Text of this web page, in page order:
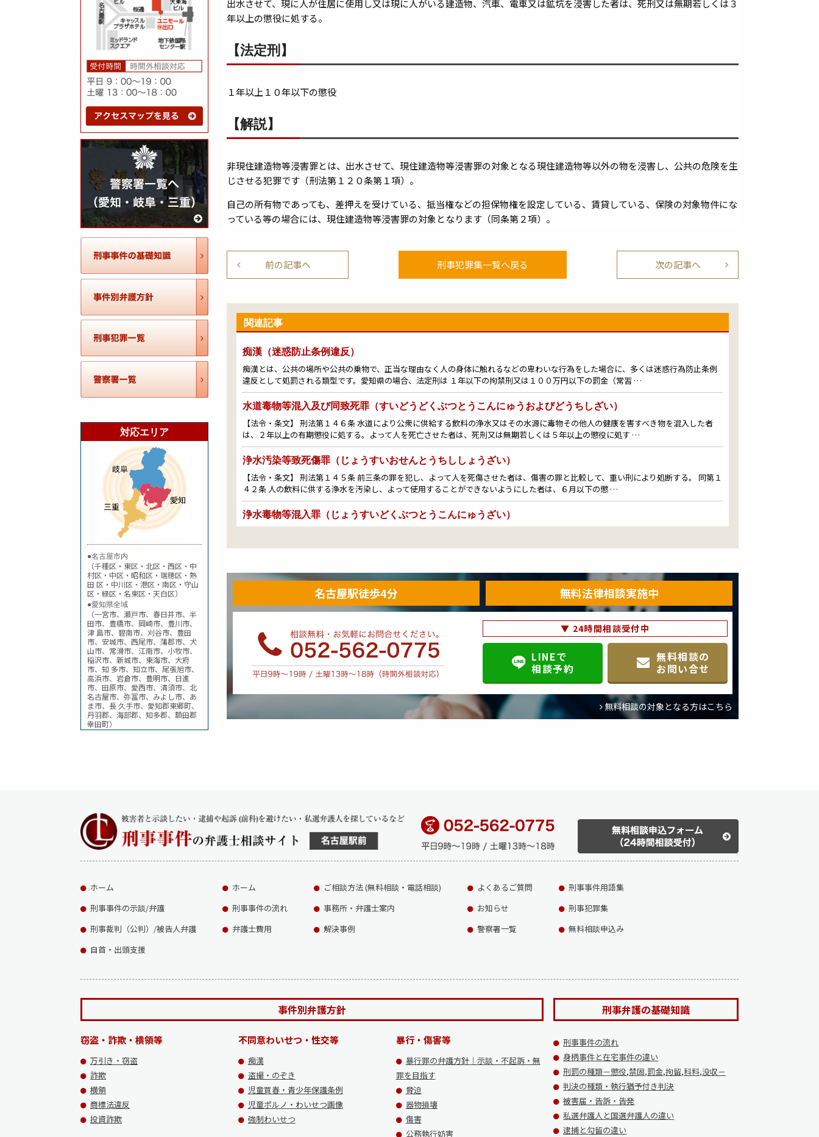
出水させて、現に人が住居に使用し又は現に人がいる建造物、汽車、電車又は鉱坑を浸害した者は、死刑又は無期若しくは３
年以上の懲役に処する。
【法定刑】
１年以上１０年以下の懲役
【解説】
非現住建造物等浸害罪とは、出水させて、現住建造物等浸害罪の対象となる現住建造物等以外の物を浸害し、公共の危険を生
じさせる犯罪です（刑法第１２０条第１項）。
自己の所有物であっても、差押えを受けている、抵当権などの担保物権を設定している、賃貸している、保険の対象物件にな
っている等の場合には、現住建造物等浸害罪の対象となります（同条第２項）。
前の記事へ 刑事犯罪集一覧へ戻る 次の記事へ
関連記事
痴漢（迷惑防止条例違反）
痴漢とは、公共の場所や公共の乗物で、正当な理由なく人の身体に触れるなどの卑わいな行為をした場合に、多くは迷惑行為防止条例
違反として処罰される類型です。愛知県の場合、法定刑は １年以下の拘禁刑又は１００万円以下の罰金（常習 …
水道毒物等混入及び同致死罪（すいどうどくぶつとうこんにゅうおよびどうちしざい）
【法令・条文】 刑法第１４６条 水道により公衆に供給する飲料の浄水又はその水源に毒物その他人の健康を害すべき物を混入した者
は、２年以上の有期懲役に処する。よって人を死亡させた者は、死刑又は無期若しくは５年以上の懲役に処す …
浄水汚染等致死傷罪（じょうすいおせんとうちししょうざい）
【法令・条文】 刑法第１４５条 前三条の罪を犯し、よって人を死傷させた者は、傷害の罪と比較して、重い刑により処断する。 同第１
４２条 人の飲料に供する浄水を汚染し、よって使用することができないようにした者は、６月以下の懲 …
浄水毒物等混入罪（じょうすいどくぶつとうこんにゅうざい）
【法令・条文】 刑法第１４３条 水道により公衆に供給する飲料の浄水又はその水源を汚染し、よって使用することができないようにし
た者は、６月以上７年以下の懲役に処する。 【法定刑】 ６月以上７年以下の懲役 【解説】 水道汚染 …
【法令・条文】 刑法第１３４条 第１項 医師、薬剤師、医薬品販売業者、助産師、弁護士、弁護人、公証人又はこれらの職にあった者
が、正当な理由がないのに、その業務上取り扱ったことについて知り得た人の秘密を漏らしたときは、６月 …
信書開封罪（しんしょかいふうざい）
【法令・条文】 刑法第１３３条 正当な理由がないのに、封をしてある信書を開けた者は、１年以上の懲役又は２０万円以下の罰金に処
する。 【法定刑】 １年以下の懲役又は２０万円以下の罰金 【解説】 信書開封罪（刑法第１３３条） …
名古屋駅徒歩4分 無料法律相談実施中
▼ 24時間相談受付中
LINEで
相談予約
無料相談の
お問い合せ
無料相談の対象となる方はこちら
対応エリア
●名古屋市内
（千種区・東区・北区・西区・中
村区・中区・昭和区・瑞穂区・熱
田 区・中川区・港区・南区・守山
区・緑区・名東区・天白区）
●愛知県全域
（一宮市、瀬戸市、春日井市、半
田市、豊橋市、岡崎市、豊川市、
津 島市、碧南市、刈谷市、豊田
市、安城市、西尾市、蒲郡市、犬
山市、常滑市、江南市、小牧市、
稲沢市、新城市、東海市、大府
市、知 多市、知立市、尾張旭市、
高浜市、岩倉市、豊明市、日進
市、田原市、愛西市、清須市、北
名古屋市、弥冨市、みよし市、あ
ま市、長 久手市、愛知郡東郷町、
丹羽郡、海部郡、知多郡、額田郡
幸田町）
ホーム
刑事事件の示談/弁護
刑事裁判（公判）/被告人弁護
自首・出頭支援
ホーム
刑事事件の流れ
弁護士費用
ご相談方法 (無料相談・電話相談)
事務所・弁護士案内
解決事例
よくあるご質問
お知らせ
警察署一覧
刑事事件用語集
刑事犯罪集
無料相談申込み
事件別弁護方針
窃盗・詐欺・横領等
万引き・窃盗
詐欺
横領
商標法違反
投資詐欺
不同意わいせつ・性交等
痴漢
盗撮・のぞき
児童買春・青少年保護条例
児童ポルノ・わいせつ画像
強制わいせつ
暴行・傷害等
暴行罪の弁護方針｜示談・不起訴・無
罪を目指す
脅迫
器物損壊
傷害
公務執行妨害
刑事弁護の基礎知識
刑事事件の流れ
身柄事件と在宅事件の違い
刑罰の種類－懲役,禁固,罰金,拘留,科料,没収－
判決の種類・執行猶予付き判決
被害届・告訴・告発
私選弁護人と国選弁護人の違い
逮捕と勾留の違い